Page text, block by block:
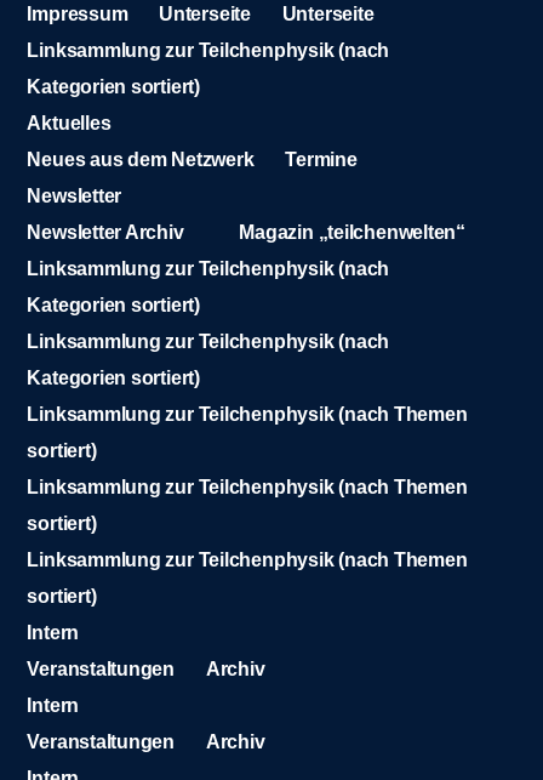
Impressum
Unterseite
Unterseite
Linksammlung zur Teilchenphysik (nach
Kategorien sortiert)
Aktuelles
Neues aus dem Netzwerk
Termine
Newsletter
Newsletter Archiv
Magazin „teilchenwelten“
Linksammlung zur Teilchenphysik (nach
Kategorien sortiert)
Linksammlung zur Teilchenphysik (nach
Kategorien sortiert)
Linksammlung zur Teilchenphysik (nach Themen
sortiert)
Linksammlung zur Teilchenphysik (nach Themen
sortiert)
Linksammlung zur Teilchenphysik (nach Themen
sortiert)
Intern
Veranstaltungen
Archiv
Intern
Veranstaltungen
Archiv